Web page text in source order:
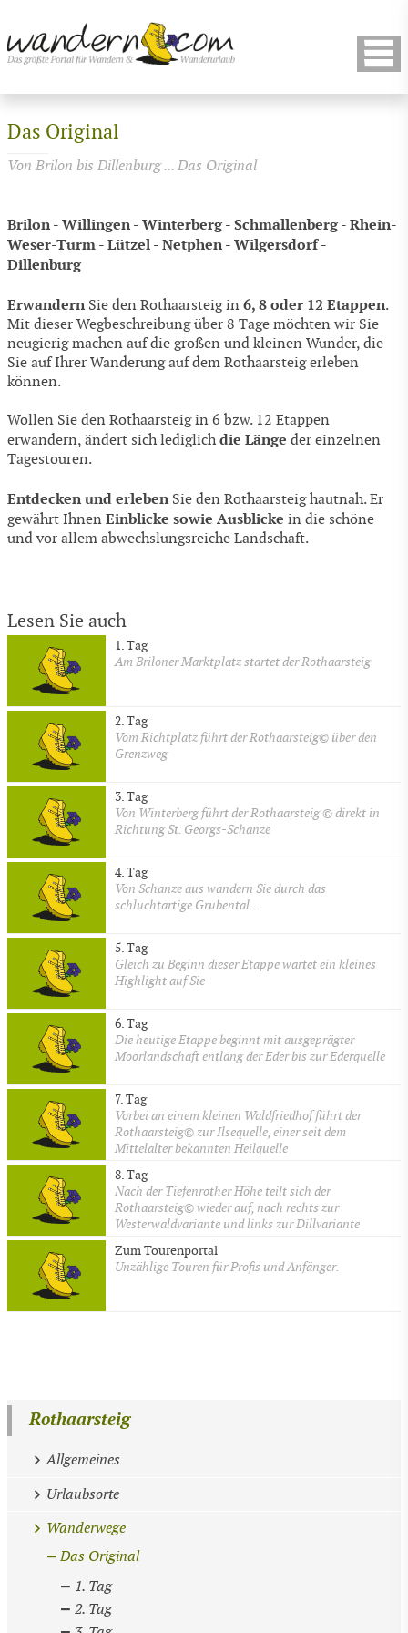
Das Original
Von Brilon bis Dillenburg ... Das Original
Brilon - Willingen - Winterberg - Schmallenberg - Rhein-
Weser-Turm - Lützel - Netphen - Wilgersdorf -
Dillenburg
Erwandern Sie den Rothaarsteig in 6, 8 oder 12 Etappen.
Mit dieser Wegbeschreibung über 8 Tage möchten wir Sie
neugierig machen auf die großen und kleinen Wunder, die
Sie auf Ihrer Wanderung auf dem Rothaarsteig erleben
können.
Wollen Sie den Rothaarsteig in 6 bzw. 12 Etappen
erwandern, ändert sich lediglichdie Länge der einzelnen
Tagestouren.
Entdecken und erleben Sie den Rothaarsteig hautnah. Er
gewährt Ihnen Einblicke sowie Ausblicke in die schöne
und vor allem abwechslungsreiche Landschaft.
Lesen Sie auch
1. Tag
Am Briloner Marktplatz startet der Rothaarsteig
2. Tag
Vom Richtplatz führt der Rothaarsteig© über den
Grenzweg
3. Tag
Von Winterberg führt der Rothaarsteig © direkt in
Richtung St. Georgs-Schanze
4. Tag
Von Schanze aus wandern Sie durch das
schluchtartige Grubental...
5. Tag
Gleich zu Beginn dieser Etappe wartet ein kleines
Highlight auf Sie
6. Tag
Die heutige Etappe beginnt mit ausgeprägter
Moorlandschaft entlang der Eder bis zur Ederquelle
7. Tag
Vorbei an einem kleinen Waldfriedhof führt der
Rothaarsteig© zur Ilsequelle, einer seit dem
Mittelalter bekannten Heilquelle
8. Tag
Nach der Tiefenrother Höhe teilt sich der
Rothaarsteig© wieder auf, nach rechts zur
Westerwaldvariante und links zur Dillvariante
Zum Tourenportal
Unzählige Touren für Profis und Anfänger.
Rothaarsteig
Allgemeines
Urlaubsorte
Wanderwege
Das Original
1. Tag
2. Tag